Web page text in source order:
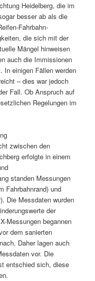
Heidelberg, die im
besser ab als die
Fahrbahn-
die sich mit der
Mängel hinweisen
auch die Immissionen
In einigen Fällen werden
– dies war jedoch
Fall. Ob Anspruch auf
Regelungen im
zwischen den
erfolgte in einem
standen Messungen
Fahrbahnrand) und
Die Messdaten wurden
der
Messungen begannen
dem sanierten
Daher lagen auch
vor. Die
entschied sich, diese